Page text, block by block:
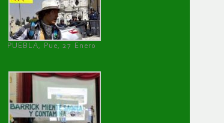
PUEBLA, Pue, 27 Enero